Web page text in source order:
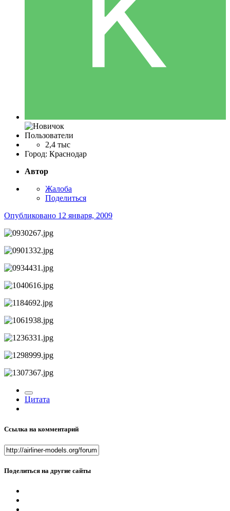
Пользователи
2,4 тыс
Город: Краснодар
Автор
Жалоба
Поделиться
Опубликовано 12 января, 2009
Цитата
Ссылка на комментарий
Поделиться на другие сайты